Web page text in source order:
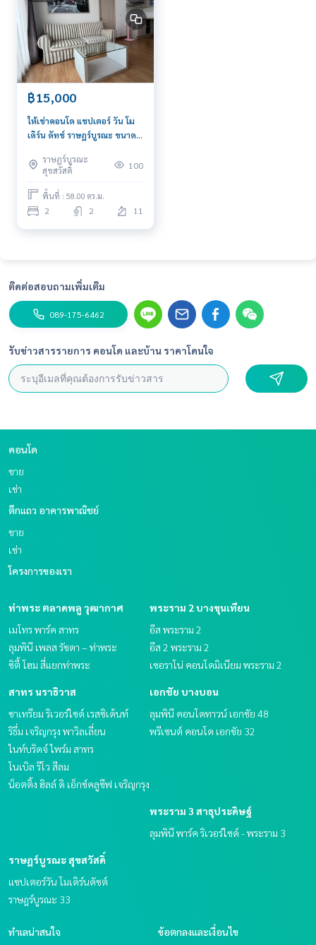
฿15,000
ให้เช่าคอนโด แชปเตอร์ วัน โม
เดิร์น ดัทช์ ราษฎร์บูรณะ ขนาด 2
เฟอร์ครบ
ราษฎร์บูรณะ
สุขสวัสดิ์
100
พื้นที่ : 58.00 ตร.ม.
2 2 11
ติดต่อสอบถามเพิ่มเติม
089-175-6462
รับข่าวสารรายการ คอนโด และบ้าน ราคาโดนใจ
คอนโด
ขาย
เช่า
ตึกแถว อาคารพาณิชย์
ขาย
เช่า
โครงการของเรา
ท่าพระ ตลาดพลู วุฒากาศ
เมโทร พาร์ค สาทร
ลุมพินี เพลส รัชดา – ท่าพระ
ซิตี้ โฮม สี่แยกท่าพระ
พระราม 2 บางขุนเทียน
อีส พระราม 2
อีส 2 พระราม 2
เซอราโน่ คอนโดมิเนียม พระราม 2
สาทร นราธิวาส
ชาเทรียม ริเวอร์ไซด์ เรสซิเด้นท์
ริธึ่ม เจริญกรุง พาวิลเลี่ยน
ไนท์บริดจ์ ไพร์ม สาทร
โนเบิล รีโว สีลม
น็อตติ้ง ฮิลล์ ดิ เอ็กซ์คลูซีฟ เจริญกรุง
เอกชัย บางบอน
ลุมพินี คอนโดทาวน์ เอกชัย 48
พรีเซนต์ คอนโด เอกชัย 32
พระราม 3 สาธุประดิษฐ์
ลุมพินี พาร์ค ริเวอร์ไซด์ - พระราม 3
ราษฎร์บูรณะ สุขสวัสดิ์
แชปเตอร์วัน โมเดิร์นดัชต์
ราษฎร์บูรณะ 33
ทำเลน่าสนใจ ข้อตกลงและเงื่อนไข